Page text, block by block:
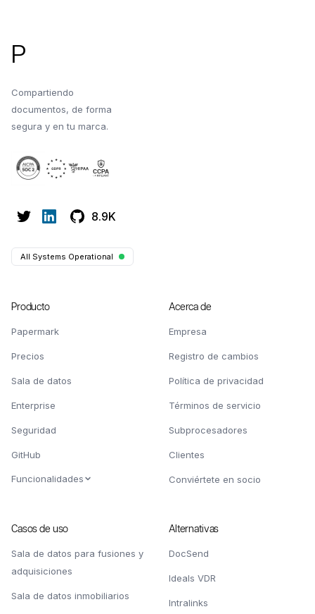
P
Compartiendo
documentos, de forma
segura y en tu marca.
8.9K
All Systems Operational
Producto
Papermark
Precios
Sala de datos
Enterprise
Seguridad
GitHub
Funcionalidades
Acerca de
Empresa
Registro de cambios
Política de privacidad
Términos de servicio
Subprocesadores
Clientes
Conviértete en socio
Casos de uso
Sala de datos para fusiones y
adquisiciones
Sala de datos inmobiliarios
Alternativas
DocSend
Ideals VDR
Intralinks